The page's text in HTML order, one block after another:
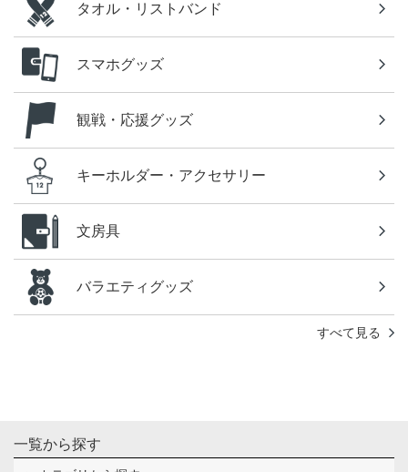
タオル・リストバンド
スマホグッズ
観戦・応援グッズ
キーホルダー・アクセサリー
文房具
バラエティグッズ
すべて見る
一覧から探す